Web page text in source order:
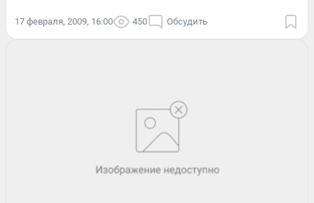
17 февраля, 2009, 16:00 450 Обсудить